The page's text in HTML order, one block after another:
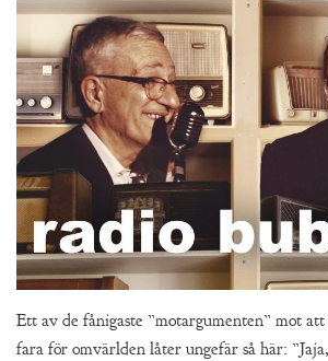
Ett av de fånigaste ”motargumenten” mot
fara för omvärlden låter ungefär så här: